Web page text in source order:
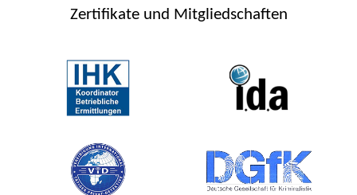
Zertifikate und Mitgliedschaften